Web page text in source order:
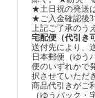
★土日祝の発送
★ご入金確認後3
上記ご了承のう
宅配便（代引き
送付先により、
日本郵便（ゆう
便のいずれかで
択させていただ
商品代引きがご
（ゆうパック